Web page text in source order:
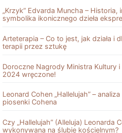
„Krzyk” Edvarda Muncha – Historia,
symbolika ikonicznego dzieła
Arteterapia – Co to jest, jak działa i
terapii przez sztukę
Doroczne Nagrody Ministra Kultury
2024 wręczone!
Leonard Cohen „Hallelujah” –
piosenki Cohena
Czy „Hallelujah” (Alleluja) Leonarda
wykonywana na ślubie kościelnym?